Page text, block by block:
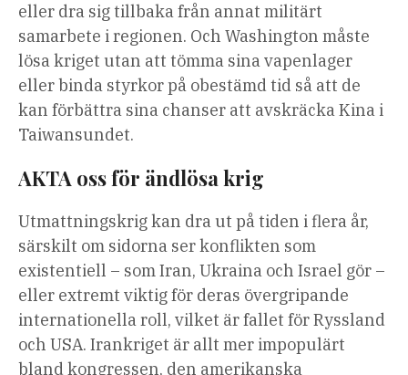
eller dra sig tillbaka från annat militärt
samarbete i regionen. Och Washington måste
lösa kriget utan att tömma sina vapenlager
eller binda styrkor på obestämd tid så att de
kan förbättra sina chanser att avskräcka Kina i
Taiwansundet.
AKTA oss för ändlösa krig
Utmattningskrig kan dra ut på tiden i flera år,
särskilt om sidorna ser konflikten som
existentiell – som Iran, Ukraina och Israel gör –
eller extremt viktig för deras övergripande
internationella roll, vilket är fallet för Ryssland
och USA. Irankriget är allt mer impopulärt
bland kongressen, den amerikanska